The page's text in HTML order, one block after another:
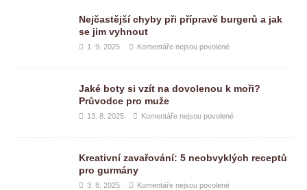
Nejčastější chyby při přípravě burgerů a jak
se jim vyhnout
1. 9. 2025 Komentáře nejsou povolené
Jaké boty si vzít na dovolenou k moři?
Průvodce pro muže
13. 8. 2025 Komentáře nejsou povolené
Kreativní zavařování: 5 neobvyklých receptů
pro gurmány
3. 8. 2025 Komentáře nejsou povolené